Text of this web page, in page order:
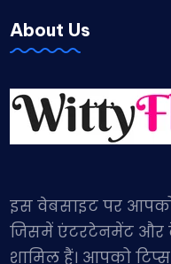
About Us
इस वेबसाइट पर
जिसमें एंटरटेनमेंट और
शामिल हैं। आपको